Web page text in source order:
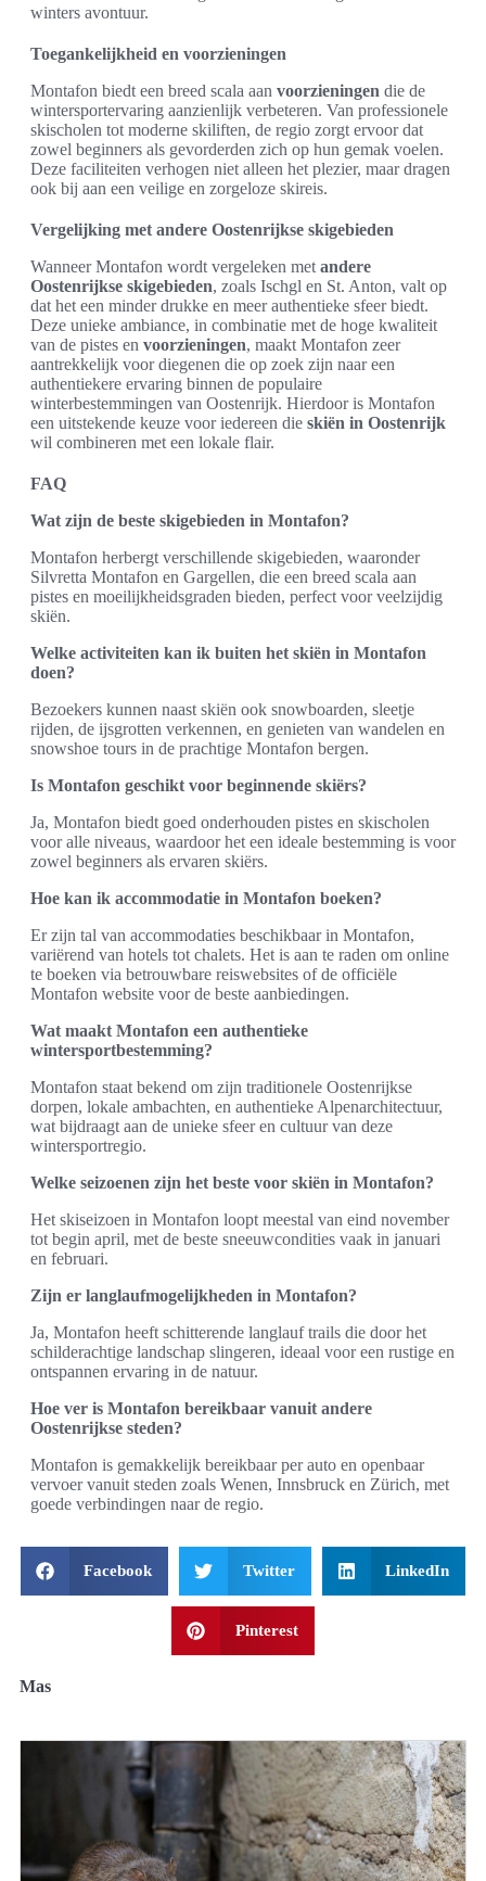
winters avontuur.
Toegankelijkheid en voorzieningen
Montafon biedt een breed scala aan voorzieningen die de
wintersportervaring aanzienlijk verbeteren. Van professionele
skischolen tot moderne skiliften, de regio zorgt ervoor dat
zowel beginners als gevorderden zich op hun gemak voelen.
Deze faciliteiten verhogen niet alleen het plezier, maar dragen
ook bij aan een veilige en zorgeloze skireis.
Vergelijking met andere Oostenrijkse skigebieden
Wanneer Montafon wordt vergeleken met andere
Oostenrijkse skigebieden, zoals Ischgl en St. Anton, valt op
dat het een minder drukke en meer authentieke sfeer biedt.
Deze unieke ambiance, in combinatie met de hoge kwaliteit
van de pistes en voorzieningen, maakt Montafon zeer
aantrekkelijk voor diegenen die op zoek zijn naar een
authentiekere ervaring binnen de populaire
winterbestemmingen van Oostenrijk. Hierdoor is Montafon
een uitstekende keuze voor iedereen die skiën in Oostenrijk
wil combineren met een lokale flair.
FAQ
Wat zijn de beste skigebieden in Montafon?
Montafon herbergt verschillende skigebieden, waaronder
Silvretta Montafon en Gargellen, die een breed scala aan
pistes en moeilijkheidsgraden bieden, perfect voor veelzijdig
skiën.
Welke activiteiten kan ik buiten het skiën in Montafon
doen?
Bezoekers kunnen naast skiën ook snowboarden, sleetje
rijden, de ijsgrotten verkennen, en genieten van wandelen en
snowshoe tours in de prachtige Montafon bergen.
Is Montafon geschikt voor beginnende skiërs?
Ja, Montafon biedt goed onderhouden pistes en skischolen
voor alle niveaus, waardoor het een ideale bestemming is voor
zowel beginners als ervaren skiërs.
Hoe kan ik accommodatie in Montafon boeken?
Er zijn tal van accommodaties beschikbaar in Montafon,
variërend van hotels tot chalets. Het is aan te raden om online
te boeken via betrouwbare reiswebsites of de officiële
Montafon website voor de beste aanbiedingen.
Wat maakt Montafon een authentieke
wintersportbestemming?
Montafon staat bekend om zijn traditionele Oostenrijkse
dorpen, lokale ambachten, en authentieke Alpenarchitectuur,
wat bijdraagt aan de unieke sfeer en cultuur van deze
wintersportregio.
Welke seizoenen zijn het beste voor skiën in Montafon?
Het skiseizoen in Montafon loopt meestal van eind november
tot begin april, met de beste sneeuwcondities vaak in januari
en februari.
Zijn er langlaufmogelijkheden in Montafon?
Ja, Montafon heeft schitterende langlauf trails die door het
schilderachtige landschap slingeren, ideaal voor een rustige en
ontspannen ervaring in de natuur.
Hoe ver is Montafon bereikbaar vanuit andere
Oostenrijkse steden?
Montafon is gemakkelijk bereikbaar per auto en openbaar
vervoer vanuit steden zoals Wenen, Innsbruck en Zürich, met
goede verbindingen naar de regio.
Facebook Twitter LinkedIn
Pinterest
Mas